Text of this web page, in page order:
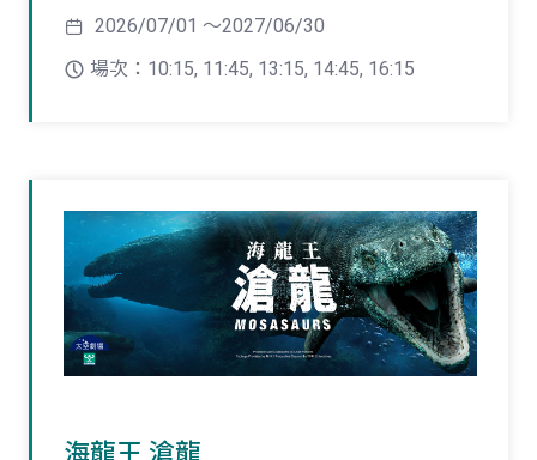
2026/07/01 ～2027/06/30
場次：10:15, 11:45, 13:15, 14:45, 16:15
海龍王 滄龍